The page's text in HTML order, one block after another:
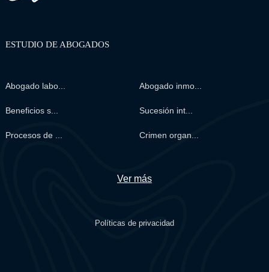
ESTUDIO DE ABOGADOS
Abogado labo... Abogado inmo...
Beneficios s... Sucesión int...
Procesos de ... Crimen organ...
Ver más
Políticas de privacidad